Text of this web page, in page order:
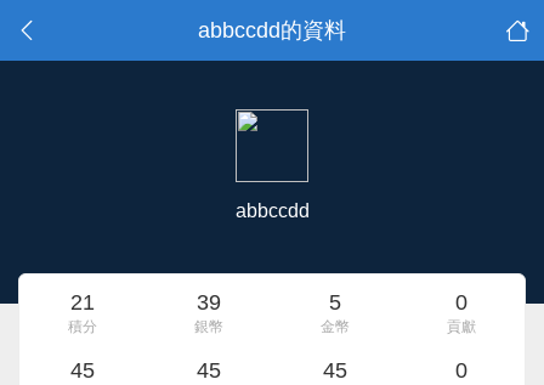
abbccdd的資料
abbccdd
21
積分
39
銀幣
5
金幣
0
貢獻
45 45 45 0